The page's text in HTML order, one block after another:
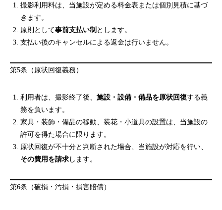
撮影利用料は、当施設が定める料金表または個別見積に基づ
きます。
原則として事前支払い制 とします。
支払い後のキャンセルによる返金は行いません。
第5条（原状回復義務）
利用者は、撮影終了後、 施設・設備・備品を原状回復する義
務を負います。
家具・装飾・備品の移動、装花・小道具の設置は、当施設の
許可を得た場合に限ります。
原状回復が不十分と判断された場合、当施設が対応を行い、
その費用を請求 します。
第6条（破損・汚損・損害賠償）